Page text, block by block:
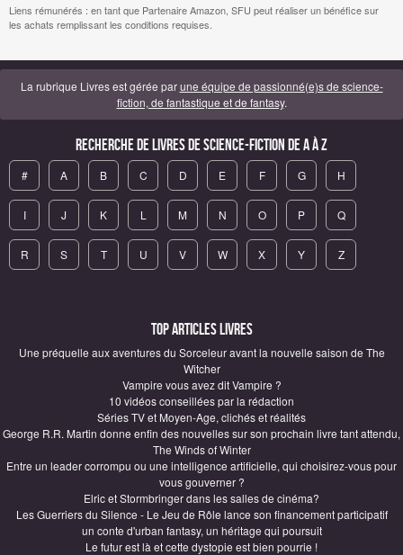
Liens rémunérés : en tant que Partenaire Amazon, SFU peut réaliser un bénéfice sur
les achats remplissant les conditions requises.
La rubrique Livres est gérée parune équipe de passionné(e)s de science-
fiction, de fantastique et de fantasy.
Recherche de Livres de science-fiction de A à Z
# A B C D E F G H
I J K L M N O P Q
R S T U V W X Y Z
Top articles Livres
Une préquelle aux aventures du Sorceleur avant la nouvelle saison de The
Witcher
Vampire vous avez dit Vampire ?
10 vidéos conseillées par la rédaction
Séries TV et Moyen-Age, clichés et réalités
George R.R. Martin donne enfin des nouvelles sur son prochain livre tant attendu,
The Winds of Winter
Entre un leader corrompu ou une intelligence artificielle, qui choisirez-vous pour
vous gouverner ?
Elric et Stormbringer dans les salles de cinéma?
Les Guerriers du Silence - Le Jeu de Rôle lance son financement participatif
un conte d'urban fantasy, un héritage qui poursuit
Le futur est là et cette dystopie est bien pourrie !